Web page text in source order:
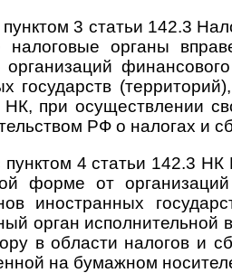
пунктом 3 статьи 142.3
нало­говые органы
госу­дарств
НК, при осущест­влении
РФ о нало­гах и
пунктом 4 статьи 142.3
форме от
иност­ранных
орган испол­нитель­ной
в обла­сти нало­гов и
на бумаж­ном